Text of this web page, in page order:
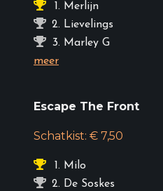
1. Merlijn
2. Lievelings
3. Marley G
meer
Escape The Front
Schatkist: € 7,50
1. Milo
2. De Soskes